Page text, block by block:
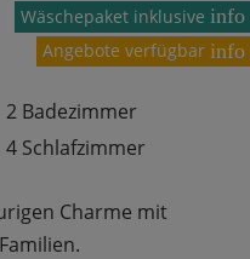
Wäschepaket inklusiveinfo
Angebote verfügbar info
2 Badezimmer
4 Schlafzimmer
Charme mit